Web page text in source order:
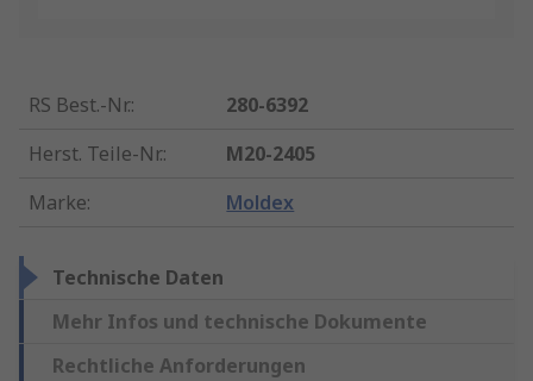
RS Best.-Nr.:
280-6392
Herst. Teile-Nr.:
M20-2405
Marke: Moldex
Technische Daten
Mehr Infos und technische Dokumente
Rechtliche Anforderungen